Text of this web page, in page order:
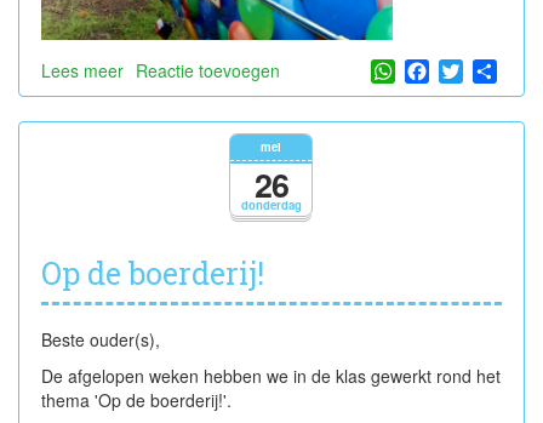
Lees meer over
Samen
naar
snoezelkermis
Reactie toevoegen WhatsApp
Facebook
Twitter
donderdag
mei
26
Op de boerderij!
Beste ouder(s),
De afgelopen weken hebben we in de klas gewerkt rond het
thema 'Op de boerderij!'.